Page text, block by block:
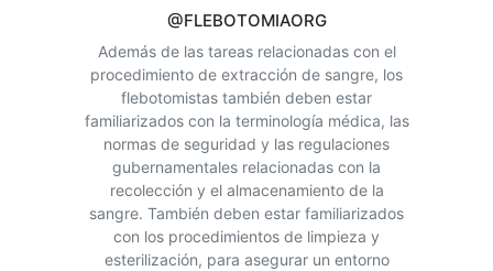
@FLEBOTOMIAORG
Además de las tareas relacionadas con el
procedimiento de extracción de sangre, los
flebotomistas también deben estar
familiarizados con la terminología médica, las
normas de seguridad y las regulaciones
gubernamentales relacionadas con la
recolección y el almacenamiento de la
sangre. También deben estar familiarizados
con los procedimientos de limpieza y
esterilización, para asegurar un entorno